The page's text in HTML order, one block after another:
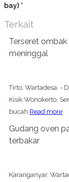
bay) *
Terkait
Terseret
meninggal
Tirto, Wartadesa. -
Kisik Wonokerto,
bucah Read more
Gudang oven
terbakar
Karanganyar,